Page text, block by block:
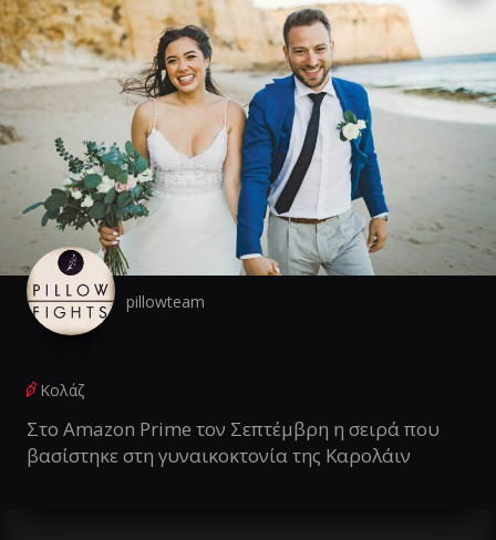
pillowteam
Κολάζ
Στο Amazon Prime τον Σεπτέμβρη η σειρά που
βασίστηκε στη γυναικοκτονία της Καρολάιν